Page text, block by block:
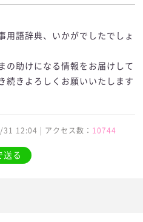
用語辞典、いかがでしたでしょ
の助けになる情報をお届けして
続きよろしくお願いいたします
12:04 | アクセス数： 10744
送る